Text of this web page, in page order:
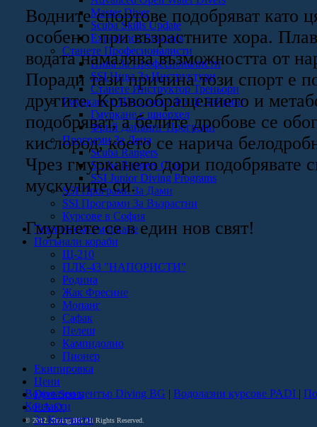
Master Diver
Scuba Skills Update
Experience Rewards
Станете Професионалисти
Нива За Професионалисти
SSI Нива За Инструктури
Станете Инструктор Треньори
Гмуркане с Шнорхел / Фрий Дайвинг
Гмуркане с шнорхел
Фрий Дайвинг Програми
Програми За Деца
Scuba Rangers
Scuba Rangers Club
SSI Junior Diving Programs
SSI Програми За Дами
SSI Програми За Възрастни
Курсове в София
Техническо гмуркане
Потънали кораби
Щ-210
ПЛК-43 "НАПОРИСТИ"
Родина
Жак Фресине
Мопанг
Сафак
Пелеш
Кампидолио
Пионер
Екипировка
Цени
Dive Spots
F.A.Q.
За Контакти
Водните спортове подобряват като
особено при възрастните хора.
водата намалява възможността от
Поради тази причина този спорт е
другите. Кръвообращението и
подобряват, а белите дробове се
кислород, което се нарича
Чрез гмуркането дори подобрявате
мускулите си.
Гмурнете се в един нов свят!
Водолазен център Diving BG | Водолазни курсове PADI |
Контакти
© 2012. Diving BG All Rights Reserved.